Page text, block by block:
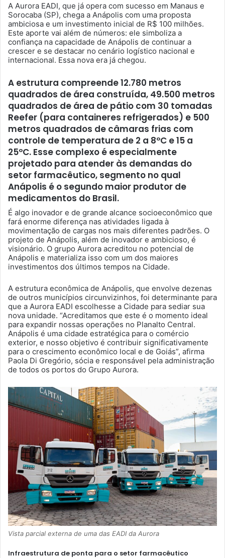
A Aurora EADI, que já opera com sucesso em Manaus e
Sorocaba (SP), chega a Anápolis com uma proposta
ambiciosa e um investimento inicial de R$ 100 milhões.
Este aporte vai além de números: ele simboliza a
confiança na capacidade de Anápolis de continuar a
crescer e se destacar no cenário logístico nacional e
internacional. Essa nova era já chegou.
A estrutura compreende 12.780 metros
quadrados de área construída, 49.500 metros
quadrados de área de pátio com 30 tomadas
Reefer (para containeres refrigerados) e 500
metros quadrados de câmaras frias com
controle de temperatura de 2 a 8ºC e 15 a
25ºC. Esse complexo é especialmente
projetado para atender às demandas do
setor farmacêutico, segmento no qual
Anápolis é o segundo maior produtor de
medicamentos do Brasil.
É algo inovador e de grande alcance socioeconômico que
fará enorme diferença nas atividades ligada à
movimentação de cargas nos mais diferentes padrões. O
projeto de Anápolis, além de inovador e ambicioso, é
visionário. O grupo Aurora acreditou no potencial de
Anápolis e materializa isso com um dos maiores
investimentos dos últimos tempos na Cidade.
A estrutura econômica de Anápolis, que envolve dezenas
de outros municípios circunvizinhos, foi determinante para
que a Aurora EADI escolhesse a Cidade para sediar sua
nova unidade. “Acreditamos que este é o momento ideal
para expandir nossas operações no Planalto Central.
Anápolis é uma cidade estratégica para o comércio
exterior, e nosso objetivo é contribuir significativamente
para o crescimento econômico local e de Goiás”, afirma
Paola Di Gregório, sócia e responsável pela administração
de todos os portos do Grupo Aurora.
Vista parcial externa de uma das EADI da Aurora
Infraestrutura de ponta para o setor farmacêutico